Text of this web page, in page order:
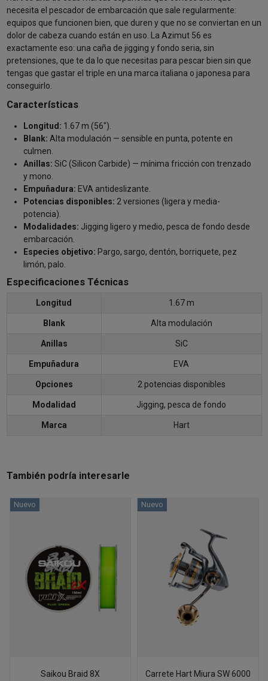
necesita el pescador de embarcación que sale regularmente:
equipos que funcionen bien, que duren y que no se conviertan en un
dolor de cabeza cuando están en uso. La Azimut 56 es
exactamente eso: una caña de jigging y fondo seria, sin
pretensiones, que te da lo que necesitas para pescar bien sin que
tengas que gastar el triple en una marca italiana o japonesa para
conseguirlo.
Características
Longitud: 1.67 m (56").
Blank: Alta modulación — sensible en punta, potente en
culmen.
Anillas: SiC (Silicon Carbide) — mínima fricción con trenzado
y mono.
Empuñadura: EVA antideslizante.
Potencias disponibles: 2 versiones (ligera y media-
potencia).
Modalidades: Jigging ligero y medio, pesca de fondo desde
embarcación.
Especies objetivo: Pargo, sargo, dentón, borriquete, pez
limón, palo.
Especificaciones Técnicas
Longitud 1.67 m
Blank Alta modulación
Anillas SiC
Empuñadura EVA
Opciones 2 potencias disponibles
Modalidad Jigging, pesca de fondo
Marca Hart
También podría interesarle
Nuevo
Saikou Braid 8X
Nuevo
Carrete Hart Miura SW 6000